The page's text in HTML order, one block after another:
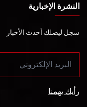
النشرة الإخبارية
سجل ليصلك أحدث الأخبار
رأيك يهمنا